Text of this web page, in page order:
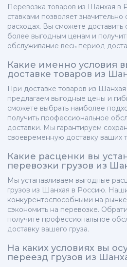
Перевозка товаров из Шанхая в
ставками позволяет значительно
расходах. Вы сможете
более выгодным ценам и
обслуживание весь период
Какие именно условия
доставке товаров из
При доставке товаров из
предлагаем выгодные цены и
сможете выбрать наиболее
получить профессиональное
доставки. Мы гарантируем
своевременную доставку ваших
Какие расценки вы
перевозки грузов из
Мы устанавливаем выгодные
грузов из Шанхая в Россию.
конкурентоспособными на
сэкономить на перевозке.
получите профессиональное
доставку вашего груза.
На каких условиях вы
переезд грузов из